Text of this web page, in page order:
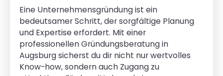
Eine Unternehmensgründung ist ein
bedeutsamer Schritt, der sorgfältige Planung
und Expertise erfordert. Mit einer
professionellen Gründungsberatung in
Augsburg sicherst du dir nicht nur wertvolles
Know-how, sondern auch Zugang zu